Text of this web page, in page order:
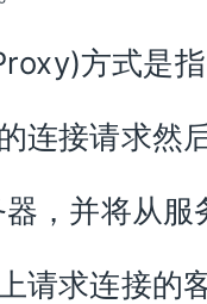
方式是
连接请求然
，并将从服
请求连接的